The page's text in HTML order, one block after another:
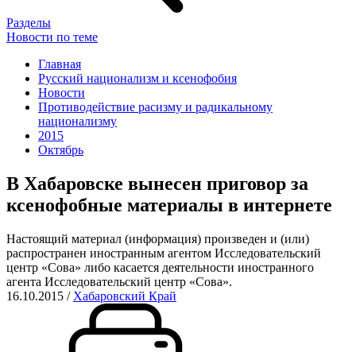
Разделы
Новости по теме
Главная
Русский национализм и ксенофобия
Новости
Противодействие расизму и радикальному
национализму
2015
Октябрь
В Хабаровске вынесен приговор за
ксенофобные материалы в интернете
Настоящий материал (информация) произведен и (или)
распространен иностранным агентом Исследовательский
центр «Сова» либо касается деятельности иностранного
агента Исследовательский центр «Сова».
16.10.2015 / Хабаровский Край